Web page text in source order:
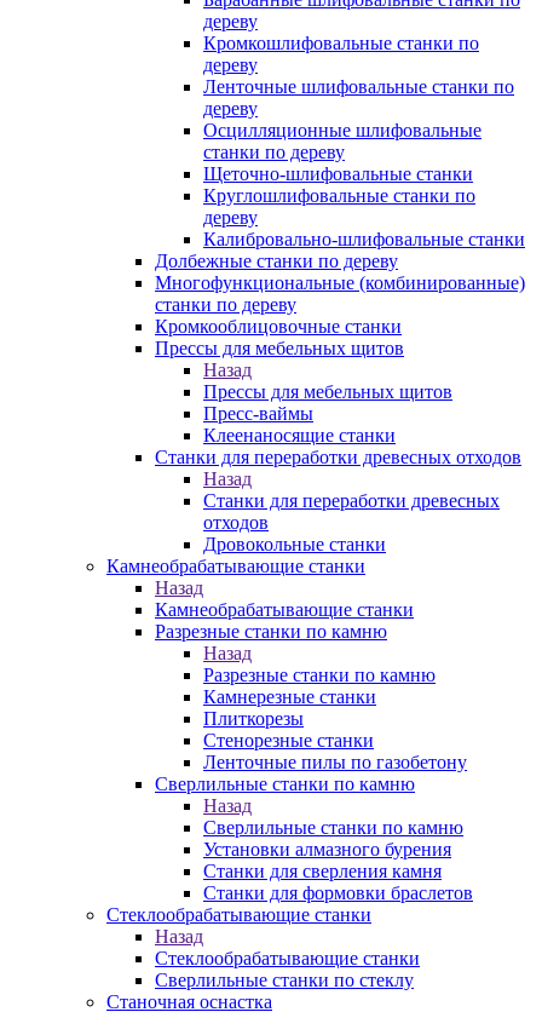
дереву
Кромкошлифовальные станки по
дереву
Ленточные шлифовальные станки по
дереву
Осцилляционные шлифовальные
станки по дереву
Щеточно-шлифовальные станки
Круглошлифовальные станки по
дереву
Калибровально-шлифовальные станки
Долбежные станки по дереву
Многофункциональные (комбинированные)
станки по дереву
Кромкооблицовочные станки
Прессы для мебельных щитов
Назад
Прессы для мебельных щитов
Пресс-ваймы
Клеенаносящие станки
Станки для переработки древесных отходов
Назад
Станки для переработки древесных
отходов
Дровокольные станки
Камнеобрабатывающие станки
Назад
Камнеобрабатывающие станки
Разрезные станки по камню
Назад
Разрезные станки по камню
Камнерезные станки
Плиткорезы
Стенорезные станки
Ленточные пилы по газобетону
Сверлильные станки по камню
Назад
Сверлильные станки по камню
Установки алмазного бурения
Станки для сверления камня
Станки для формовки браслетов
Стеклообрабатывающие станки
Назад
Стеклообрабатывающие станки
Сверлильные станки по стеклу
Станочная оснастка